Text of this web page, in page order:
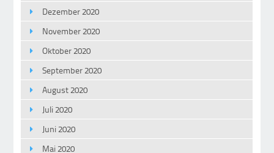
Dezember 2020
November 2020
Oktober 2020
September 2020
August 2020
Juli 2020
Juni 2020
Mai 2020